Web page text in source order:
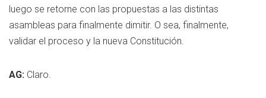
luego se retorne con las propuestas a las distintas
asambleas para finalmente dimitir. O sea, finalmente,
validar el proceso y la nueva Constitución.
AG: Claro.